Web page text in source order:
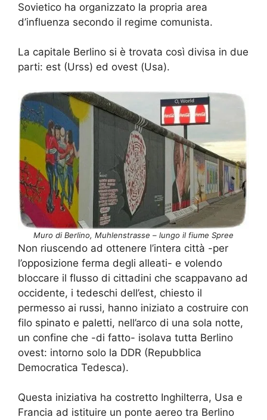
Sovietico ha organizzato la propria area
d’influenza secondo il regime comunista.
La capitale Berlino si è trovata così divisa in due
parti: est (Urss) ed ovest (Usa).
Muro di Berlino, Muhlenstrasse – lungo il fiume Spree
Non riuscendo ad ottenere l’intera città -per
l’opposizione ferma degli alleati- e volendo
bloccare il flusso di cittadini che scappavano ad
occidente, i tedeschi dell’est, chiesto il
permesso ai russi, hanno iniziato a costruire con
filo spinato e paletti, nell’arco di una sola notte,
un confine che -di fatto- isolava tutta Berlino
ovest: intorno solo la DDR (Repubblica
Democratica Tedesca).
Questa iniziativa ha costretto Inghilterra, Usa e
Francia ad istituire un ponte aereo tra Berlino